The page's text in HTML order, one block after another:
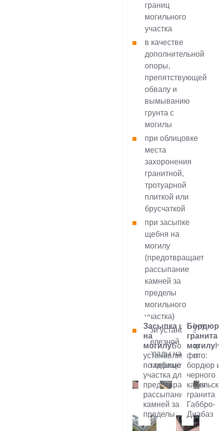
границ
могильного
участка
в качестве
дополнительной
опоры,
препятствующей
обвалу и
вымыванию
грунта с
могилы
при облицовке
места
захоронения
гранитной,
тротуарной
плиткой или
брусчаткой
при засыпке
щебня на
могилу
(предотвращает
рассыпание
камней за
пределы
могильного
участка)
при установке
железной
ограды на
кладбище
Засыпка щебня
на
могилуБордюр
устанавливают
по периметру
участка для
предотвращения
рассыпания
камней за его
пределы
Бордюр
могилу
фото:
бордюр
черного
гранита
Габбро-
Диабаз